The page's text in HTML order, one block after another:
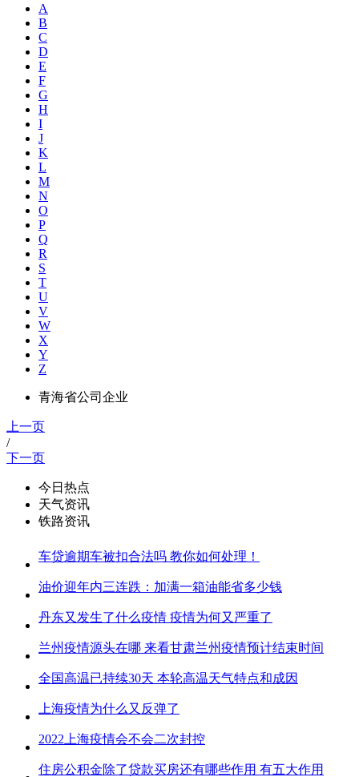
A
B
C
D
E
F
G
H
I
J
K
L
M
N
O
P
Q
R
S
T
U
V
W
X
Y
Z
青海省公司企业
上一页
/
下一页
今日热点
天气资讯
铁路资讯
车贷逾期车被扣合法吗 教你如何处理！
油价迎年内三连跌：加满一箱油能省多少钱
丹东又发生了什么疫情 疫情为何又严重了
兰州疫情源头在哪 来看甘肃兰州疫情预计结束时间
全国高温已持续30天 本轮高温天气特点和成因
上海疫情为什么又反弹了
2022上海疫情会不会二次封控
住房公积金除了贷款买房还有哪些作用 有五大作用